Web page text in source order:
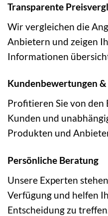
Transparente
Wir vergleichen die
Anbietern und zeigen
Informationen
Kundenbewertungen &
Profitieren Sie von
Kunden und
Produkten und
Persönliche Beratung
Unsere Experten
Verfügung und helfen
Entscheidung zu